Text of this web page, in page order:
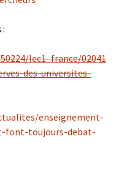
:
lec1_france/02041
des-universites-
enseignement-
font-toujours-debat-